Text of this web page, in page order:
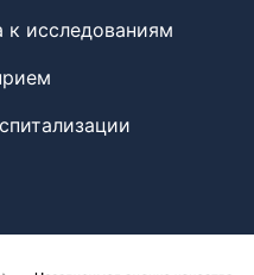
к исследованиям